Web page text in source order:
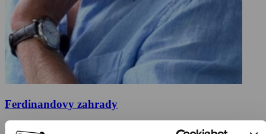
Ferdinandovy zahrady
2017, Česká republika, 26 min